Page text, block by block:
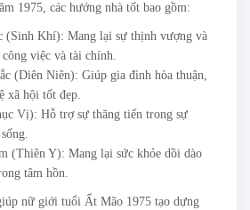
1975, các hướng nhà tốt bao gồm:
(Sinh Khí): Mang lại sự thịnh vượng và
việc và tài chính.
(Diên Niên): Giúp gia đình hòa thuận,
xã hội tốt đẹp.
Vị): Hỗ trợ sự thăng tiến trong sự
(Thiên Y): Mang lại sức khỏe dồi dào
tâm hồn.
nữ giới tuổi Ất Mão 1975 tạo dựng